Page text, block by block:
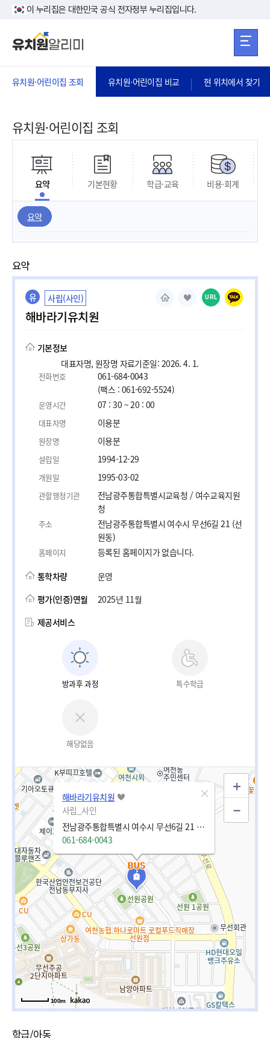
본문 바로가기
이 누리집은 대한민국 공식 전자정부 누리집입니다.
유치원·어린이집 조회 유치원·어린이집 비교 현 위치에서 찾기
유치원·어린이집 조회
요약 기본현황 학급·교육 비용·회계
요약
요약
유 사립(사인)
해바라기유치원
URL
기본정보
대표자명, 원장명 자료기준일: 2026. 4. 1.
전화번호
061-684-0043
(팩스 : 061-692-5524)
운영시간 07 : 30 ~ 20 : 00
대표자명 이용분
원장명 이용분
설립일 1994-12-29
개원일 1995-03-02
관할행정기관
전남광주통합특별시교육청 / 여수교육지원
청
주소
전남광주통합특별시 여수시 무선6길 21 (선
원동)
홈페이지
등록된 홈페이지가 없습니다.
통학차량
운영
평가(인증)연월
2025년 11월
제공서비스
방과후 과정 특수학급
해당없음
해바라기유치원
사립_사인
전남광주통합특별시 여수시 무선6길 21 (선원동)
061-684-0043
100m
학급/아동